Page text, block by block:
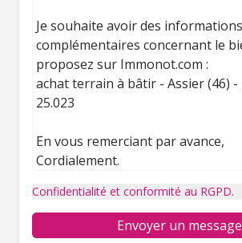
Confidentialité et conformité au RGPD.
Envoyer un message